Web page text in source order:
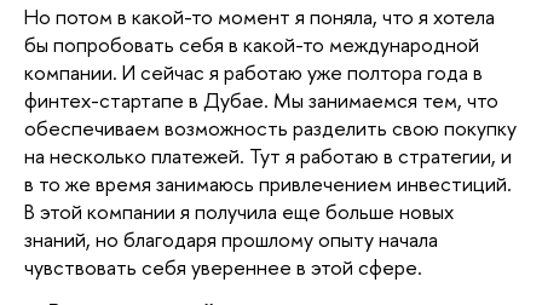
Но потом в какой-то момент я поняла, что я хотела
бы попробовать себя в какой-то международной
компании. И сейчас я работаю уже полтора года в
финтех-стартапе в Дубае. Мы занимаемся тем, что
обеспечиваем возможность разделить свою покупку
на несколько платежей. Тут я работаю в стратегии, и
в то же время занимаюсь привлечением инвестиций.
В этой компании я получила еще больше новых
знаний, но благодаря прошлому опыту начала
чувствовать себя увереннее в этой сфере.